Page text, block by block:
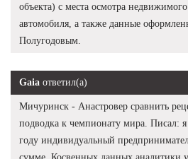
объекта) с места осмотра
автомобиля, а также данные
Полугодовым.
Gaia ответил(а)
Мичуринск - Анастровер сравнить
подводка к чемпионату мира. Писал:
году индивидуальный